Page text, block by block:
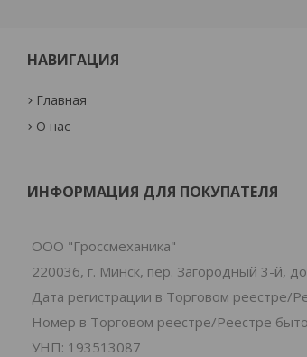
НАВИГАЦИЯ
Главная
О нас
ИНФОРМАЦИЯ ДЛЯ ПОКУПАТЕЛЯ
ООО "Гроссмеханика"
220036, г. Минск, пер. Загородный 3-й,
Дата регистрации в Торговом реестре/
Номер в Торговом реестре/Реестре
УНП: 193513087